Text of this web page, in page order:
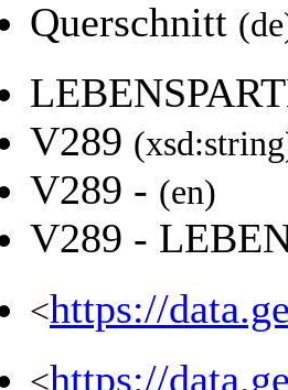
Querschnitt
V289
V289 - (en)
V289 -
<https://
<https://